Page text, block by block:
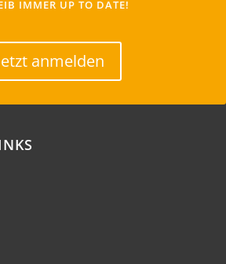
IMMER UP TO DATE!
anmelden